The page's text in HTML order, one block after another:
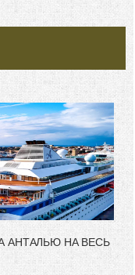
Живите той жизнью,
— самолюбование.
это пропустить его
кроме того, кто его
когда их дают мне.
АНТАЛЬЮ НА ВЕСЬ